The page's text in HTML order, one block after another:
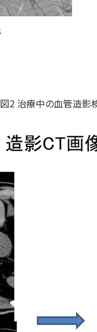
図2 治療中の血管造影